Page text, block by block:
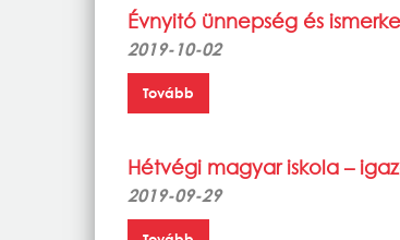
Évnyitó ünnepség és
2019-10-02
Tovább
Hétvégi magyar iskola –
2019-09-29